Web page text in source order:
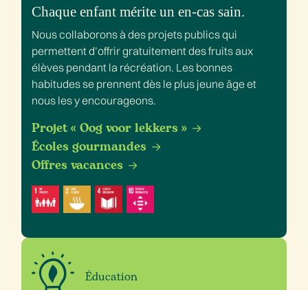
Chaque enfant mérite un en-cas sain.
Nous collaborons à des projets publics qui
permettent d’offrir gratuitement des fruits aux
élèves pendant la récréation. Les bonnes
habitudes se prennent dès le plus jeune âge et
nous les y encourageons.
Projet « Oog voor lekkers »
Écoles gourmandes
Offres vacances
Éducation